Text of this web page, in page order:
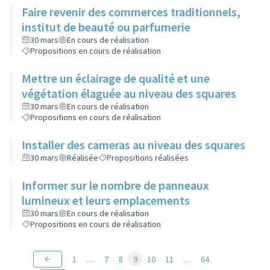
Faire revenir des commerces traditionnels,
institut de beauté ou parfumerie
30 mars
En cours de réalisation
Propositions en cours de réalisation
Mettre un éclairage de qualité et une
végétation élaguée au niveau des squares
30 mars
En cours de réalisation
Propositions en cours de réalisation
Installer des cameras au niveau des squares
30 mars Réalisée Propositions réalisées
Informer sur le nombre de panneaux
lumineux et leurs emplacements
30 mars
En cours de réalisation
Propositions en cours de réalisation
1 … 7 8 9 10 11 … 64